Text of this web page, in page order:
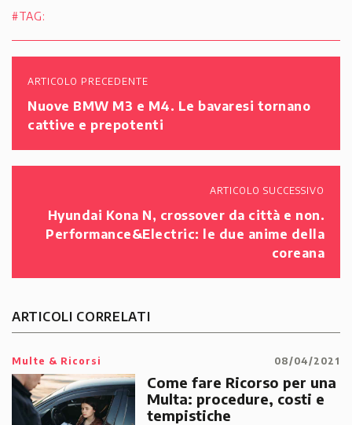
#TAG:
ARTICOLO PRECEDENTE
Nuove BMW M3 e M4. Le bavaresi tornano
cattive e prepotenti
ARTICOLO SUCCESSIVO
Hyundai Kona N, crossover da città e non.
Performance&Electric: le due anime della
coreana
ARTICOLI CORRELATI
Multe & Ricorsi 08/04/2021
Come fare Ricorso per una
Multa: procedure, costi e
tempistiche